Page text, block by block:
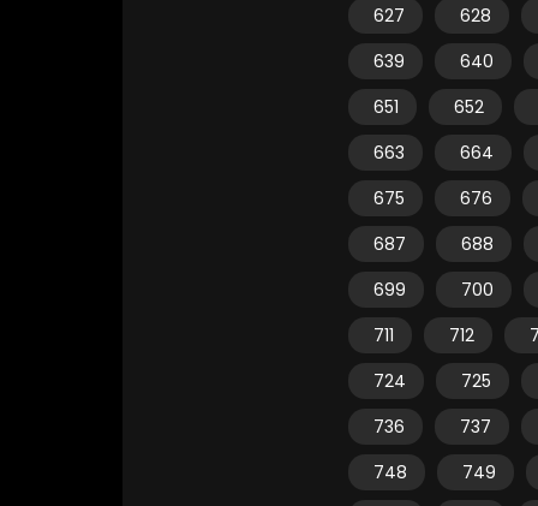
627
628
639
640
651
652
663
664
675
676
687
688
699
700
711
712
724
725
736
737
748
749